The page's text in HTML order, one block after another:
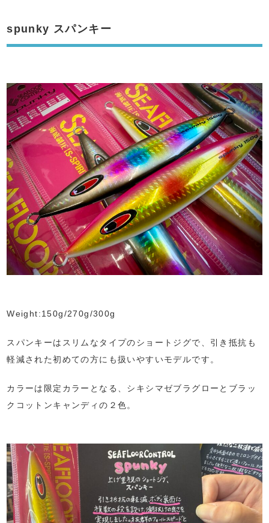
spunky スパンキー
Weight:150g/270g/300g
スパンキーはスリムなタイプのショートジグで、引き抵抗も
軽減された初めての方にも扱いやすいモデルです。
カラーは限定カラーとなる、シキシマゼブラグローとブラッ
クコットンキャンディの２色。